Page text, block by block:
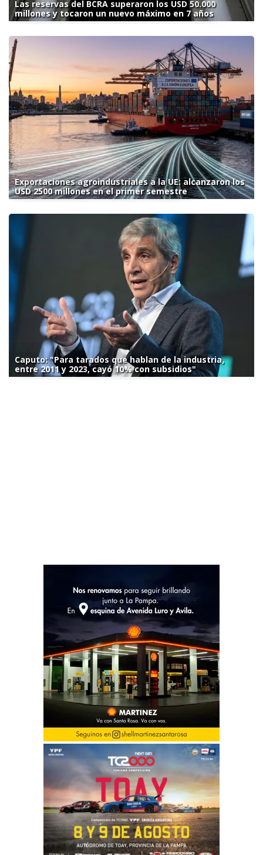
Las reservas del BCRA superaron los USD 50.000
millones y tocaron un nuevo máximo en 7 años
Exportaciones agroindustriales a la UE: alcanzaron los
USD 2500 millones en el primer semestre
Caputo: "Para tarados que hablan de la industria,
entre 2011 y 2023, cayó 10% con subsidios"